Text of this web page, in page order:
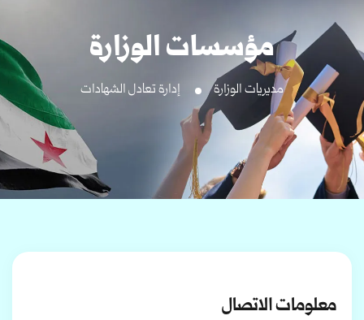
مؤسسات الوزارة
مديريات الوزارة إدارة تعادل الشهادات
معلومات الاتصال